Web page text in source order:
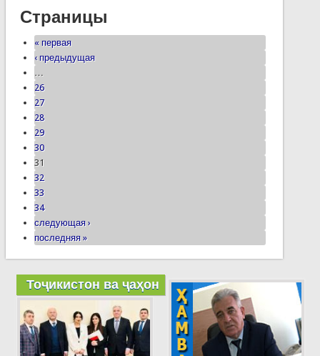
Страницы
« первая
‹ предыдущая
…
26
27
28
29
30
31
32
33
34
следующая ›
последняя »
Тоҷикистон ва ҷаҳон